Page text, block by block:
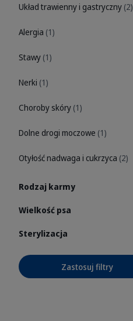
Układ trawienny i gastryczny (2)
Alergia (1)
Stawy (1)
Nerki (1)
Choroby skóry (1)
Dolne drogi moczowe (1)
Otyłość nadwaga i cukrzyca (2)
Rodzaj karmy
Wielkość psa
Sterylizacja
Zastosuj filtry